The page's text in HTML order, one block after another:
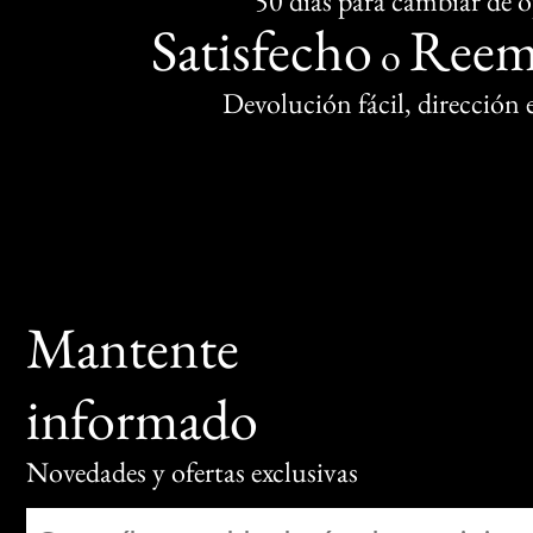
Satisfecho o
Devolución fácil, dirección
Mantente
informado
Novedades y ofertas exclusivas